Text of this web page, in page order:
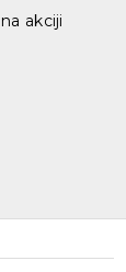
akciji